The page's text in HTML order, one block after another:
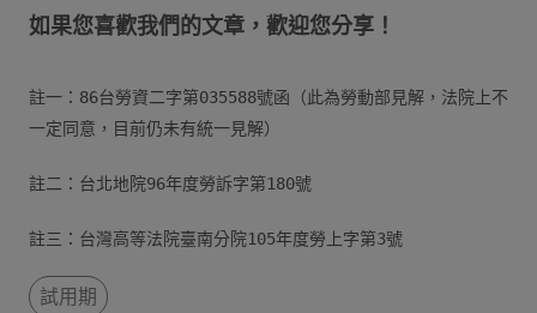
如果您喜歡我們的文章，歡迎您分享！
註一：86台勞資二字第035588號函（此為勞動部見解，法院上不
一定同意，目前仍未有統一見解）
註二：台北地院96年度勞訴字第180號
註三：台灣高等法院臺南分院105年度勞上字第3號
試用期